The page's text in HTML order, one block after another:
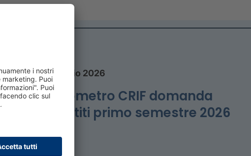
27 luglio 2026
Barometro CRIF domanda
prestiti primo semestre 2026